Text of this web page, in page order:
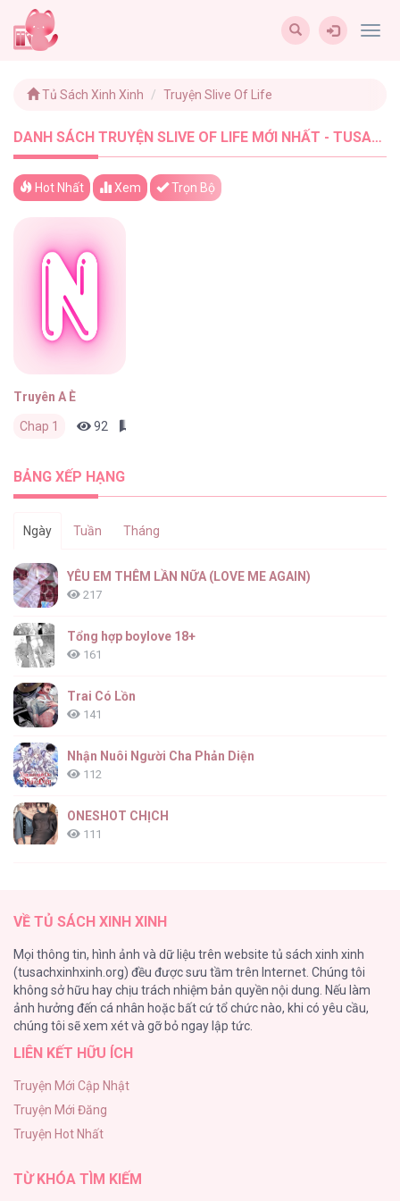
Tủ Sách Xinh Xinh Truyện Slive Of Life
DANH SÁCH TRUYỆN SLIVE OF LIFE MỚI NHẤT - TUSACHXINHXINH (1)
Hot Nhất Xem Trọn Bộ
Truyên A È
Chap 1 92
BẢNG XẾP HẠNG
Ngày Tuần Tháng
YÊU EM THÊM LẦN NỮA (LOVE ME AGAIN)
217
Tổng hợp boylove 18+
161
Trai Có Lồn
141
Nhận Nuôi Người Cha Phản Diện
112
ONESHOT CHỊCH
111
98
TUYỂN TẬP: TRAI CÓ LỒN
92
Kiếp Này Ta Sẽ Trở Thành Gia Chủ
Vết Tích Của Ánh Dương
89
VỀ TỦ SÁCH XINH XINH
Mọi thông tin, hình ảnh và dữ liệu trên website tủ sách xinh xinh
(tusachxinhxinh.org) đều được sưu tầm trên Internet. Chúng tôi
không sở hữu hay chịu trách nhiệm bản quyền nội dung. Nếu làm
ảnh hưởng đến cá nhân hoặc bất cứ tổ chức nào, khi có yêu cầu,
chúng tôi sẽ xem xét và gỡ bỏ ngay lập tức.
LIÊN KẾT HỮU ÍCH
Truyện Mới Cập Nhật
Truyện Mới Đăng
Truyện Hot Nhất
TỪ KHÓA TÌM KIẾM